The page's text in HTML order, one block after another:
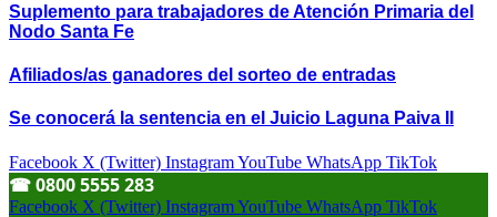
Suplemento para trabajadores de Atención Primaria del
Nodo Santa Fe
Afiliados/as ganadores del sorteo de entradas
Se conocerá la sentencia en el Juicio Laguna Paiva II
Facebook X (Twitter) InstagramYouTube WhatsApp TikTok
☎︎ 0800 5555 283
Facebook X (Twitter) InstagramYouTube WhatsApp TikTok